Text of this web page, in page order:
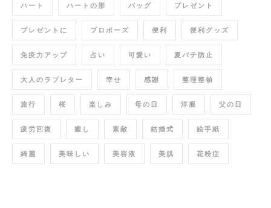
ハート ハートの形 バッグ プレゼント
プレゼントに プロポーズ 便利 便利グッズ
免疫力アップ 占い 可愛い 夏バテ防止
大人のラブレター 幸せ 感謝 整理整頓
旅行 桜 楽しみ 母の日 洋服 父の日
疲労回復 癒し 素敵 結婚式 絵手紙
綺麗 美味しい 美容液 美肌 花粉症